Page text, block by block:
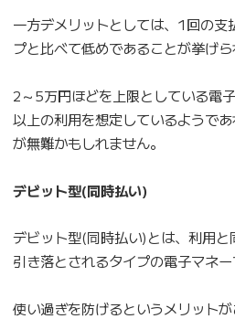
一方デメリットとしては、1回の支
プと比べて低めであることが挙げら
2～5万円ほどを上限としている電
以上の利用を想定しているようで
が無難かもしれません。
デビット型(同時払い)
デビット型(同時払い)とは、利用
引き落とされるタイプの電子マネー
使い過ぎを防げるというメリット